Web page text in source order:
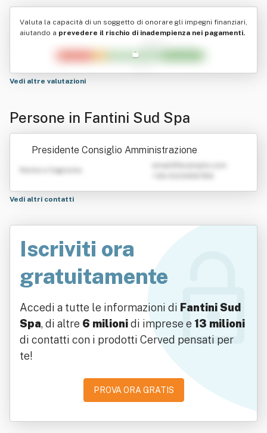
Valuta la capacità di un soggetto di onorare gli impegni finanziari,
aiutando a prevedere il rischio di inadempienza nei pagamenti.
Vedi altre valutazioni
Persone in Fantini Sud Spa
Presidente Consiglio Amministrazione
Nome e Cognome
Vedi altri contatti
Iscriviti ora
gratuitamente
Accedi a tutte le informazioni di Fantini Sud
Spa, di altre 6 milionidi imprese e 13 milioni
di contatti con i prodotti Cerved pensati per
te!
PROVA ORA GRATIS